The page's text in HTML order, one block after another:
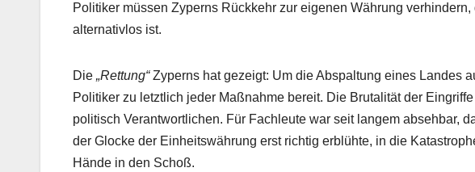
Politiker müssen Zyperns Rückkehr zur eigenen Währung
alternativlos ist.
Die „Rettung“Zyperns hat gezeigt: Um die Abspaltung eines Landes
Politiker zu letztlich jeder Maßnahme bereit. Die Brutalität der
politisch Verantwortlichen. Für Fachleute war seit langem absehbar,
der Glocke der Einheitswährung erst richtig erblühte, in die
Hände in den Schoß.